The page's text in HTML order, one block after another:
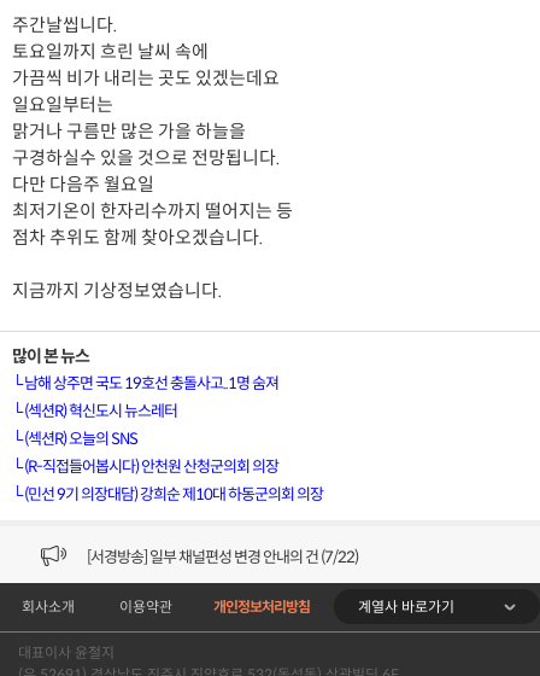
주간날씹니다.
토요일까지 흐린 날씨 속에
가끔씩 비가 내리는 곳도 있겠는데요
일요일부터는
맑거나 구름만 많은 가을 하늘을
구경하실수 있을 것으로 전망됩니다.
다만 다음주 월요일
최저기온이 한자리수까지 떨어지는 등
점차 추위도 함께 찾아오겠습니다.
지금까지 기상정보였습니다.
많이 본 뉴스
└남해 상주면 국도 19호선 충돌사고..1명 숨져
└(섹션R) 혁신도시 뉴스레터
└(섹션R) 오늘의 SNS
└(R-직접들어봅시다) 안천원 산청군의회 의장
└(민선 9기 의장대담) 강희순 제10대 하동군의회 의장
[VOD공지] 청춘초이스 이용금액 변경 안내
[서경방송] 일부 채널편성 변경 안내의 건 (7/22)
[서경방송] 디지털알뜰형 결합 할인요금 조정 안내 (수정)
[공지] 개인정보처리방침 (Ver2.15) 개정의 건 (7/1)
회사소개 이용약관 개인정보처리방침 계열사 바로가기
대표이사 윤철지